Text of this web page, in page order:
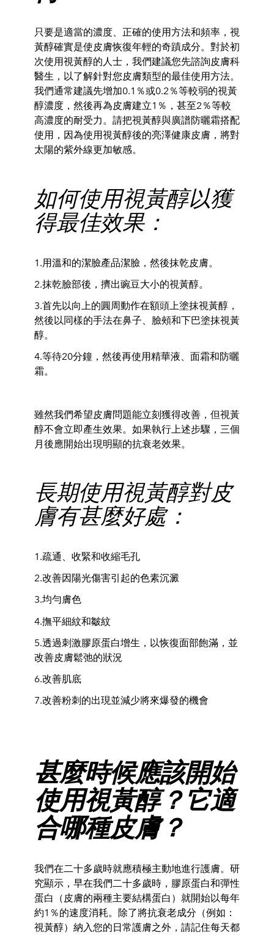
只要是適當的濃度、正確的使用方法和頻率，視
黃醇確實是使皮膚恢復年輕的奇蹟成分。對於初
次使用視黃醇的人士，我們建議您先諮詢皮膚科
醫生，以了解針對您皮膚類型的最佳使用方法。
我們通常建議先增加0.1％或0.2％等較弱的視黃
醇濃度，然後再為皮膚建立1％，甚至2％等較
高濃度的耐受力。請把視黃醇與廣譜防曬霜搭配
使用，因為使用視黃醇後的亮澤健康皮膚，將對
太陽的紫外線更加敏感。
如何使用視黃醇以獲
得最佳效果：
1.用溫和的潔臉產品潔臉，然後抹乾皮膚。
2.抹乾臉部後，擠出豌豆大小的視黃醇。
3.首先以向上的圓周動作在額頭上塗抹視黃醇，
然後以同樣的手法在鼻子、臉頰和下巴塗抹視黃
醇。
4.等待20分鐘，然後再使用精華液、面霜和防曬
霜。
雖然我們希望皮膚問題能立刻獲得改善，但視黃
醇不會立即產生效果。如果執行上述步驟，三個
月後應開始出現明顯的抗衰老效果。
長期使用視黃醇對皮
膚有甚麼好處：
1.疏通、收緊和收縮毛孔
2.改善因陽光傷害引起的色素沉澱
3.均勻膚色
4.撫平細紋和皺紋
5.透過刺激膠原蛋白增生，以恢復面部飽滿，並
改善皮膚鬆弛的狀況
6.改善肌底
7.改善粉刺的出現並減少將來爆發的機會
甚麼時候應該開始
使用視黃醇？它適
合哪種皮膚？
我們在二十多歲時就應積極主動地進行護膚。研
究顯示，早在我們二十多歲時，膠原蛋白和彈性
蛋白（皮膚的兩種主要結構蛋白）就開始以每年
約1％的速度消耗。除了將抗衰老成分（例如：
視黃醇）納入您的日常護膚之外，請記住每天都